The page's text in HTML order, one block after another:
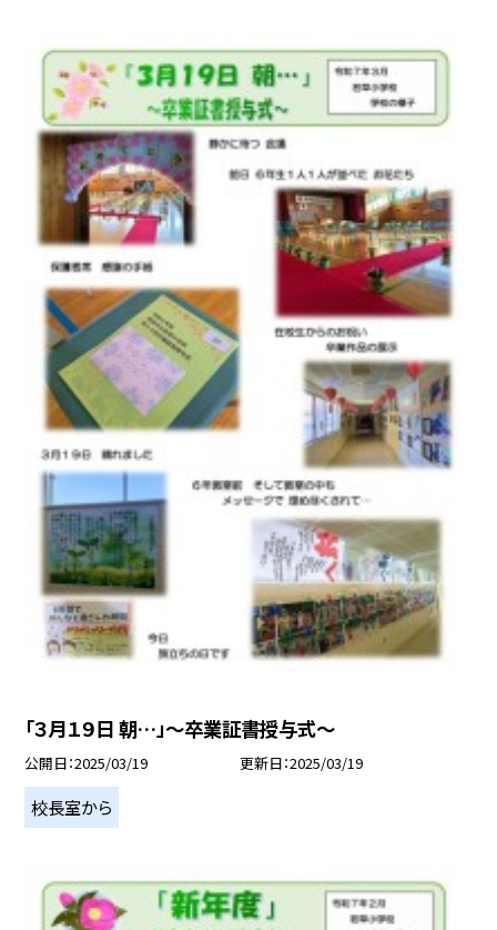
「３月１９日 朝…」～卒業証書授与式～
公開日 2025/03/19 更新日 2025/03/19
校長室から